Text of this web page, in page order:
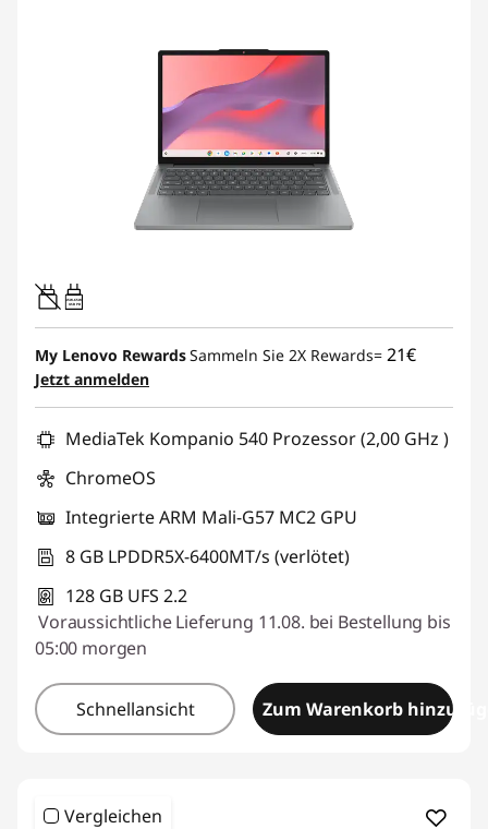
45W-65W
USB PD
My Lenovo RewardsSammeln Sie 2X Rewards= 21€
Jetzt anmelden
MediaTek Kompanio 540 Prozessor (2,00 GHz )
ChromeOS
Integrierte ARM Mali-G57 MC2 GPU
8 GB LPDDR5X-6400MT/s (verlötet)
128 GB UFS 2.2
Voraussichtliche Lieferung 11.08. bei Bestellung bis
05:00 morgen
Schnellansicht Zum Warenkorb
Vergleichen